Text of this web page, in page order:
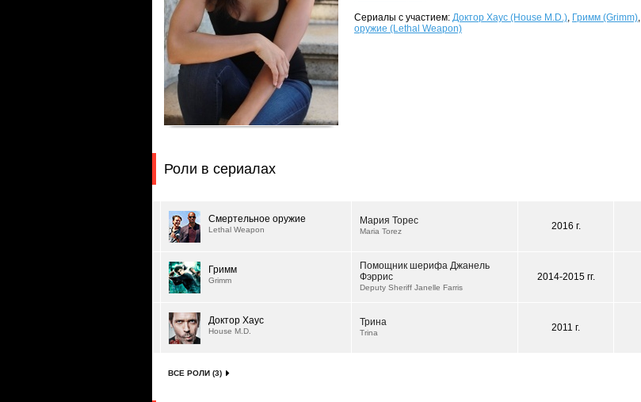
Сериалы с участием: Доктор Хаус (House M.D.), Гримм (Grimm),
оружие (Lethal Weapon)
Роли в сериалах
Смертельное оружие
Lethal Weapon
Мария Торес
Maria Torez 2016 г.
Гримм
Grimm
Помощник шерифа Джанель
Фэррис
Deputy Sheriff Janelle Farris
2014-2015 гг.
Доктор Хаус
House M.D.
Трина
Trina 2011 г.
ВСЕ РОЛИ (3)